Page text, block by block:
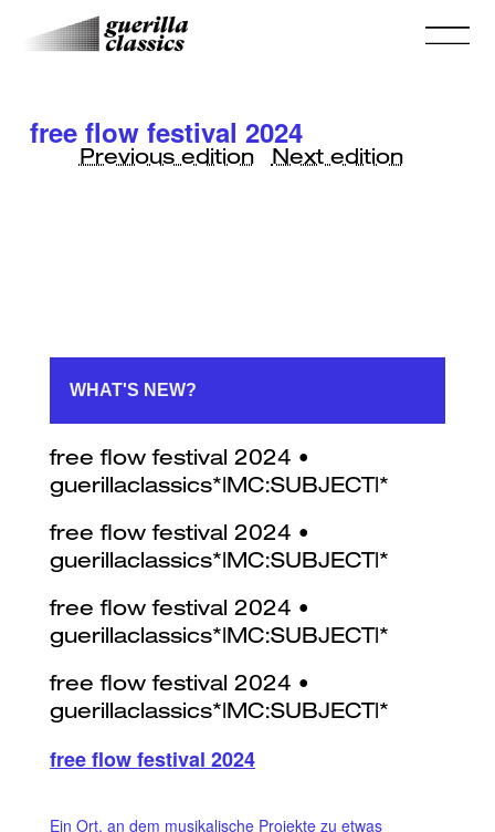
free flow festival 2024
Previous edition Next edition
WHAT'S NEW?
free flow festival 2024
Ein Ort, an dem musikalische Projekte zu etwas